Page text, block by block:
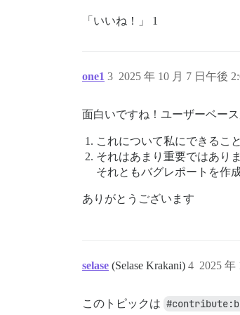
「いいね！」 1
one1 2025 年 10 月 7 日午後
3
面白いですね！ユーザーベー
これについて私にできるこ
それはあまり重要ではありま
それともバグレポートを作
ありがとうございます
selase (Selase Krakani) 2025 年
4
このトピックは